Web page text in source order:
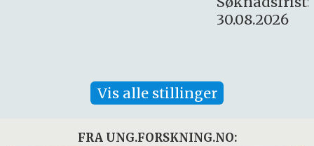
Vis alle stillinger
FRA UNG.FORSKNING.NO: